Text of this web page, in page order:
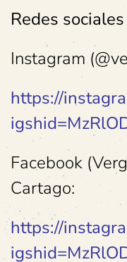
Redes
Instagram
https://
Facebook
Cartago:
https://